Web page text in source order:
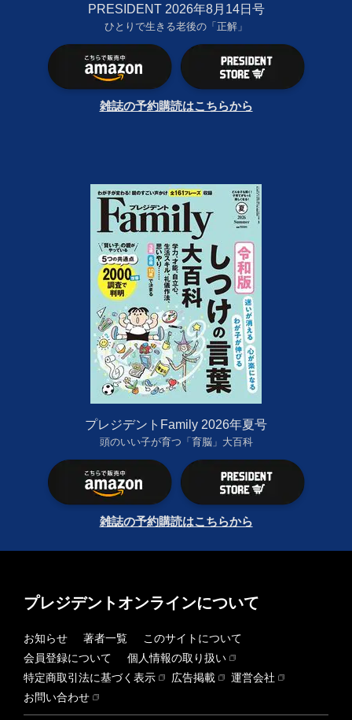
PRESIDENT 2026年8月14日号
ひとりで生きる老後の「正解」
雑誌の予約購読はこちらから
プレジデントFamily 2026年夏号
頭のいい子が育つ「育脳」大百科
雑誌の予約購読はこちらから
プレジデントオンラインについて
お知らせ 著者一覧
このサイトについて
会員登録について
個人情報の取り扱い
特定商取引法に基づく表示
広告掲載
運営会社
お問い合わせ